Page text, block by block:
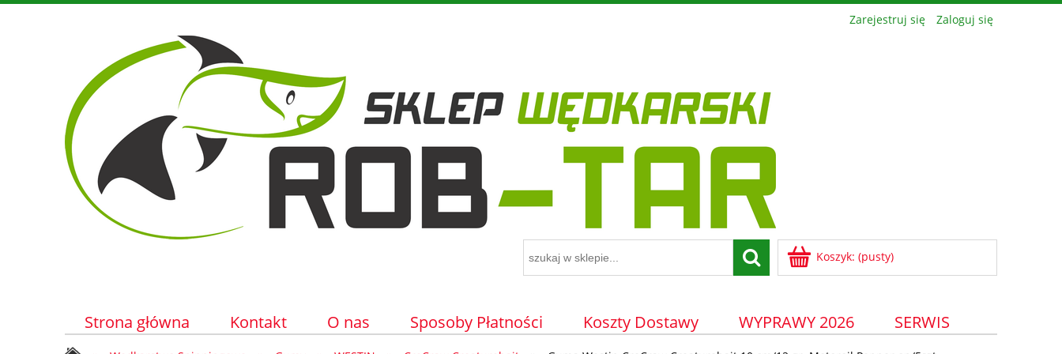
Zarejestruj się Zaloguj się
Koszyk: (pusty)
Strona główna Kontakt O nas Sposoby Płatności Koszty Dostawy WYPRAWY 2026
SERWIS